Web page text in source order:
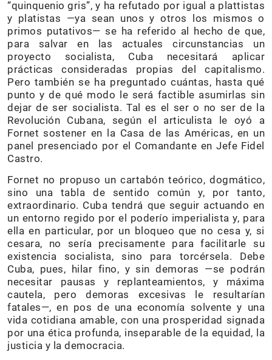
“quinquenio gris”, y ha refutado por igual a plattistas
y platistas —ya sean unos y otros los mismos o
primos putativos— se ha referido al hecho de que,
para salvar en las actuales circunstancias un
proyecto socialista, Cuba necesitará aplicar
prácticas consideradas propias del capitalismo.
Pero también se ha preguntado cuántas, hasta qué
punto y de qué modo le será factible asumirlas sin
dejar de ser socialista. Tal es el ser o no ser de la
Revolución Cubana, según el articulista le oyó a
Fornet sostener en la Casa de las Américas, en un
panel presenciado por el Comandante en Jefe Fidel
Castro.
Fornet no propuso un cartabón teórico, dogmático,
sino una tabla de sentido común y, por tanto,
extraordinario. Cuba tendrá que seguir actuando en
un entorno regido por el poderío imperialista y, para
ella en particular, por un bloqueo que no cesa y, si
cesara, no sería precisamente para facilitarle su
existencia socialista, sino para torcérsela. Debe
Cuba, pues, hilar fino, y sin demoras —se podrán
necesitar pausas y replanteamientos, y máxima
cautela, pero demoras excesivas le resultarían
fatales—, en pos de una economía solvente y una
vida cotidiana amable, con una prosperidad signada
por una ética profunda, inseparable de la equidad, la
justicia y la democracia.